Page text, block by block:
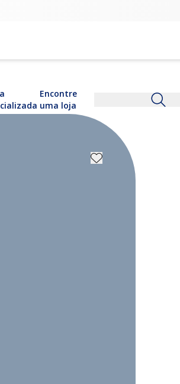
Encontre
uma loja